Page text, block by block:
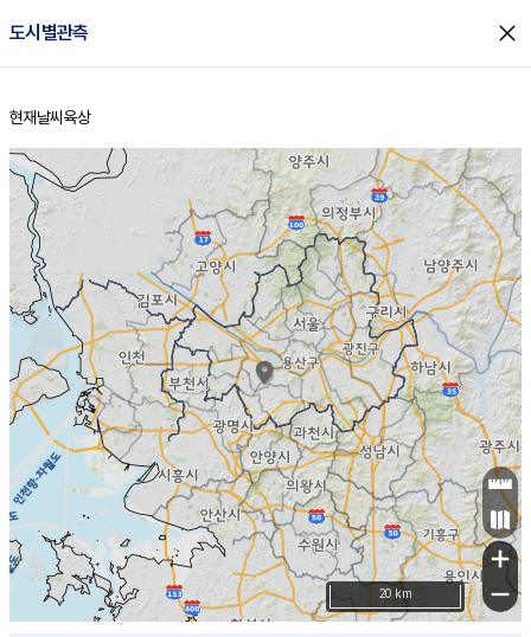
도시별관측 close
홈
현재날씨 육상
의도
m/s
mm
영흥도
양주
25.8℃
2.3m/s
-mm
과천
27.8℃
2.0m/s
-mm
용인
27.5 ℃
2.1 m/s
-
경기광주
25.4℃
3.1m/s
-
대부도
24.3
경서동
29.2 ℃
3.1m/s
mm
파주금촌
26.6 ℃
3.9m/s
mm
-℃
-m/s
-mm
대곶
26.2
℃
3.2m/s
-mm
창
-
-
25.0
℃
3.2m/s
- mm
0.0
mm
의왕
-℃
- m/s
-mm
김포
29.0℃
0.9m/s
-mm
광명
29.7℃
2.3m/s
-mm
부천
29.5℃
m/s
-mm
양촌
26.8℃
3.5m/s
-mm
구로
29.7℃
4.3m/s
-mm
은평
28.0℃
2.8m/s
-mm
노원
27.6 ℃
2.8m/s
-mm
송파*
28.1℃
2.4m/s
-mm
서초
28.1℃
1.5m/s
- mm
남방
28.7℃
2.0m/s
-mm
기흥구갈
27.5
1.9m/s
-mm
수리산길
29.4℃
- m/s
-
분당구
28.2℃
1.5m/s
- mm
장흥면
27.5
℃
3.0m/s
-mm
-m/s
-mm
27.8℃
6.5m/s
- mm
김포(공)
28.9℃
4.8 m/s
-mm
수원
29.5℃
2.4m/s
인천
29℃
2.6m/s
- mm
서울
29.3℃
4.2m/s
-mm
24.7
m/s
mm
2.2m/s
-mm
+
−
20 km